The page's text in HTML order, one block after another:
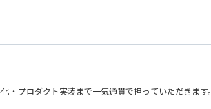
プロダクト実装まで一気通貫で担っていただきます。